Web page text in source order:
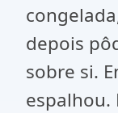
depois
sobre si.
espalhou.